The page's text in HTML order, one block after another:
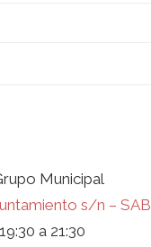
Municipal
s/n – SAB
a 21:30